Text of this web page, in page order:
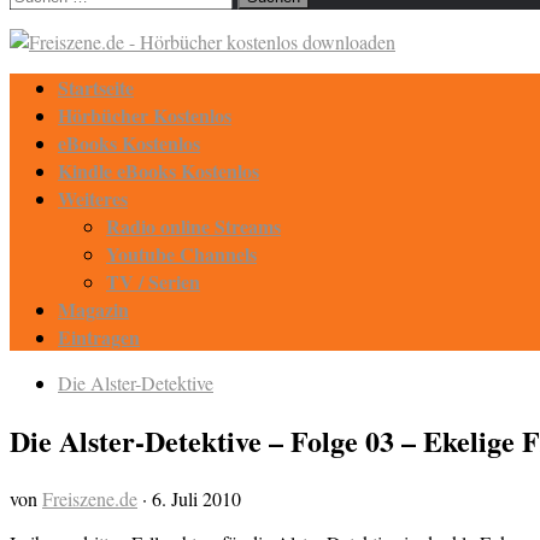
Startseite
Hörbücher Kostenlos
eBooks Kostenlos
Kindle eBooks Kostenlos
Weiteres
Radio online Streams
Youtube Channels
TV / Serien
Magazin
Eintragen
Die Alster-Detektive
Die Alster-Detektive – Folge 03 – Ekelige
von Freiszene.de · 6. Juli 2010